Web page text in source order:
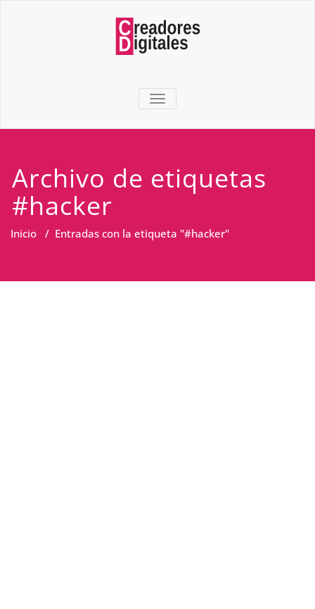
TOGGLE NAVIGATION
Archivo de etiquetas
#hacker
Inicio / Entradas con la etiqueta "#hacker"